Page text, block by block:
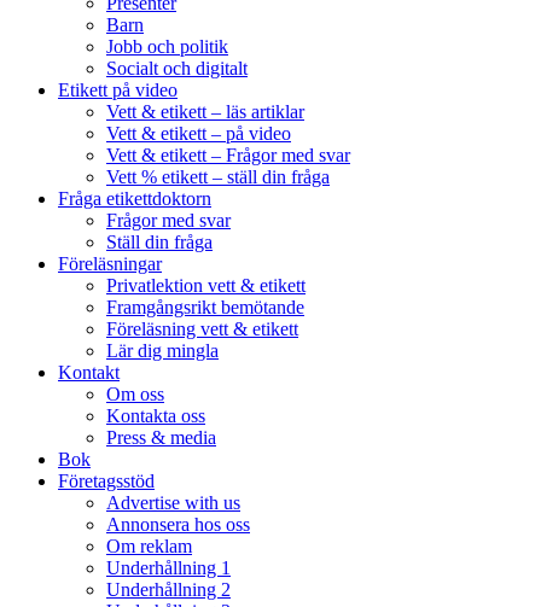
Barn
Jobb och politik
Socialt och digitalt
Etikett på video
Vett & etikett – läs artiklar
Vett & etikett – på video
Vett & etikett – Frågor med svar
Vett % etikett – ställ din fråga
Fråga etikettdoktorn
Frågor med svar
Ställ din fråga
Föreläsningar
Privatlektion vett & etikett
Framgångsrikt bemötande
Föreläsning vett & etikett
Lär dig mingla
Kontakt
Om oss
Kontakta oss
Press & media
Bok
Företagsstöd
Advertise with us
Annonsera hos oss
Om reklam
Underhållning 1
Underhållning 2